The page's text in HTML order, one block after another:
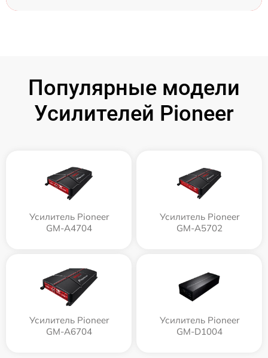
Популярные модели
Усилителей Pioneer
Усилитель Pioneer
GM-A4704
Усилитель Pioneer
GM-A5702
Усилитель Pioneer
GM-A6704
Усилитель Pioneer
GM-D1004